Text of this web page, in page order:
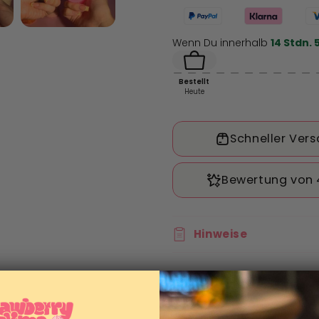
60ml
im
Döschen!
60ml
im
Wenn Du innerhalb 14 Stdn.
Bestellt
Heute
Hinweise